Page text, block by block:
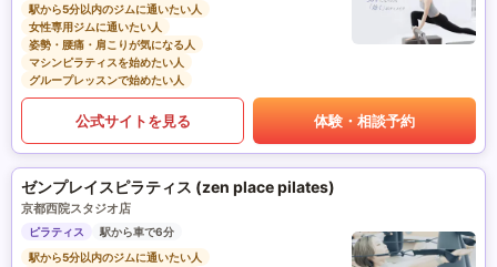
駅から5分以内のジムに通いたい人
女性専用ジムに通いたい人
姿勢・腰痛・肩こりが気になる人
マシンピラティスを始めたい人
グループレッスンで始めたい人
公式サイトを見る 体験・相談予約
ゼンプレイスピラティス (zen place pilates)
京都西院スタジオ店
ピラティス
駅から車で6分
駅から5分以内のジムに通いたい人